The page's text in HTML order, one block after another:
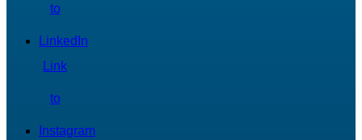
to
LinkedIn
Link
to
Instagram